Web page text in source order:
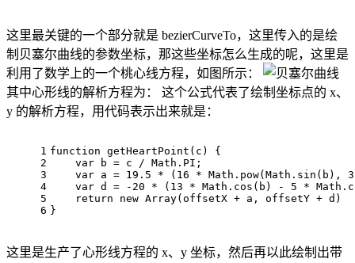
这里最关键的一个部分就是 bezierCurveTo，这里传入的是绘
制贝塞尔曲线的参数坐标，那这些坐标怎么生成的呢，这里是
利用了数学上的一个桃心线方程，如图所示：
其中心形线的解析方程为： 这个公式代表了绘制坐标点的 x、
y 的解析方程，用代码表示出来就是：
1
2
3
4
5
6
function getHeartPoint( c )
{
    var b = c
/ Math.PI;
    var a =
19.5 * ( 16 * Math . pow( Math . sin(b), 3
    var d = -
20 * ( 13 * Math . cos(b) - 5 * Math .
    return
new Array( offsetX + a , offsetY + d )
}
这里是生产了心形线方程的 x、y 坐标，然后再以此绘制出带